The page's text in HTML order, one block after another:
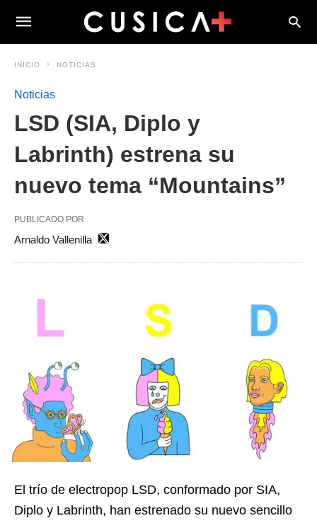
INICIO NOTICIAS
Noticias
LSD (SIA, Diplo y
Labrinth) estrena su
nuevo tema “Mountains”
PUBLICADO POR
Arnaldo Vallenilla
El trío de electropop LSD, conformado por SIA,
Diplo y Labrinth, han estrenado su nuevo sencillo